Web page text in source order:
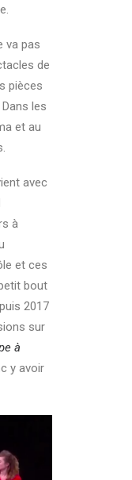
va pas
de
pièces
les
et au
avec
à
et ces
bout
2017
sur
à
y avoir